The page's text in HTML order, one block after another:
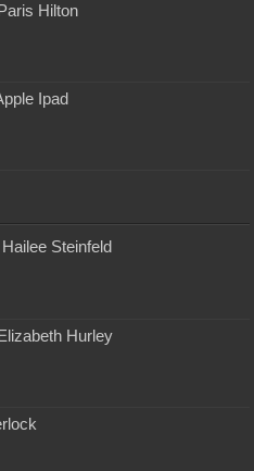
Hilton
Ipad
Steinfeld
Hurley